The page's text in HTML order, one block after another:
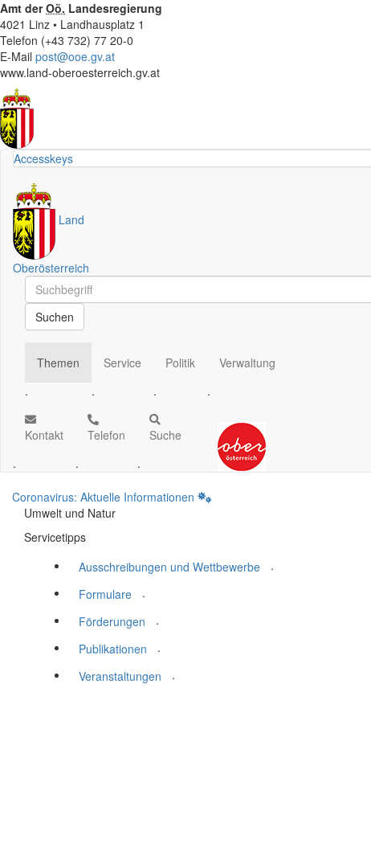
Amt derOö. Landesregierung
4021 Linz • Landhausplatz 1
Telefon (+43 732) 77 20-0
E-Mail post@ooe.gv.at
www.land-oberoesterreich.gv.at
Accesskeys
Land
Oberösterreich
Schnellsuche
Schnellsuche
Suchen
Themen
.
Service
.
Politik
.
Verwaltung
.
Kontakt
.
Telefon
.
Suche
.
Coronavirus: Aktuelle Informationen
Umwelt und Natur
Servicetipps
Ausschreibungen und Wettbewerbe
.
Formulare
.
Förderungen
.
Publikationen
.
Veranstaltungen
.